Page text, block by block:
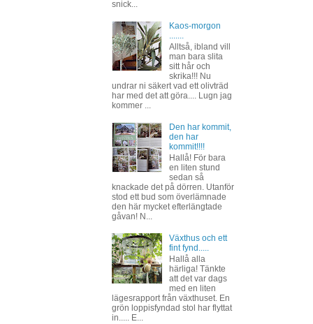
snick...
Kaos-morgon
Alltså, ibland vill
man bara slita
sitt hår och
skrika!!! Nu
undrar ni säkert vad ett olivträd
har med det att göra.... Lugn jag
kommer ...
Den har kommit,
den har
kommit!!!!
Hallå! För bara
en liten stund
sedan så
knackade det på dörren. Utanför
stod ett bud som överlämnade
den här mycket efterlängtade
gåvan! N...
Växthus och ett
fint fynd.....
Hallå alla
härliga! Tänkte
att det var dags
med en liten
lägesrapport från växthuset. En
grön loppisfyndad stol har flyttat
in..... E...